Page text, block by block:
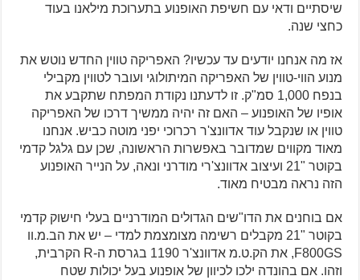
שיסתיים ודאי עם חשיפת האופנוע בתערוכת מילאנו בעוד
כחצי שנה.
אז מה אנחנו יודעים עד עכשיו? האפריקה טווין החדש נוטש את
מנוע הווי-טווין של האפריקה המיתולוגי ועובר לטווין מקבילי
בנפח 1,000 סמ"ק. זו לדעתנו נקודת המפתח שתקבע את
אופיו של האופנוע – האם זה יהיה ממשיך דרכו של האפריקה
טווין או שנקבל עוד אדוונצ'ר רכרוכי יפני מוטה כביש. אנחנו
מאוד מקווים שמדובר באפשרות הראשונה, שכן עם גלגל קדמי
בקוטר "21 ועיצוב אדוונצ'רי מודרני ונאה, על הנייר האופנוע
הזה נראה מבטיח מאוד.
אם בוחנים את הדו"שים הגדולים המודרניים בעלי חישוק קדמי
בקוטר "21 מקבלים רשימה מצומצמת למדי – יש את הב.מ.וו
F800GS, את הק.ט.מ אדוונצ'ר 1190 בגרסת ה-R הקרבית,
וזהו. אם בהונדה ילכו לכיוון של אופנוע בעל יכולות שטח